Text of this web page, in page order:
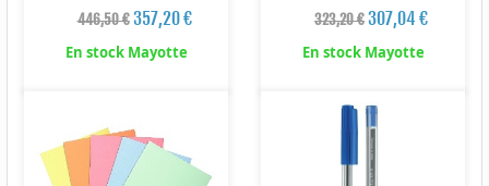
446,50 € 357,20 €
En stock Mayotte
323,20 €307,04 €
En stock Mayotte